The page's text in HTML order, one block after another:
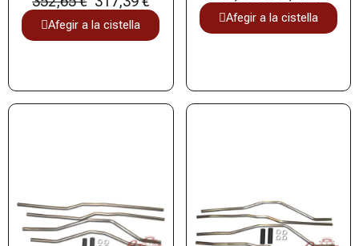
Afegir a la cistella Afegir a la cistella